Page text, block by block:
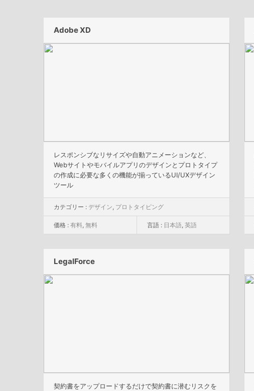
Adobe XD
レスポンシブなリサイズや自動アニメーションなど、
Webサイトやモバイルアプリのデザインとプロトタイプ
の作成に必要な多くの機能が揃っているUI/UXデザイン
ツール
カテゴリー : デザイン, プロトタイピング
価格 : 有料, 無料 言語 : 日本語, 英語
LegalForce
契約書をアップロードするだけで契約書に潜むリスクを